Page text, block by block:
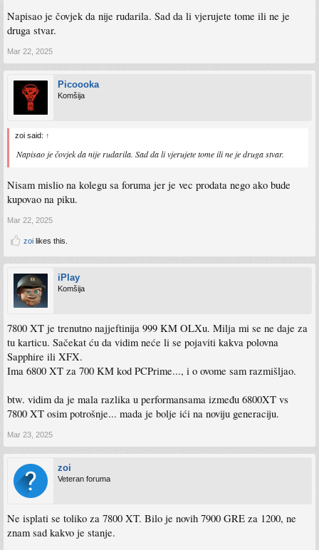
Napisao je čovjek da nije rudarila. Sad da li vjerujete tome ili ne je
druga stvar.
Mar 22, 2025
Picoooka
Komšija
zoi said: ↑
Napisao je čovjek da nije rudarila. Sad da li vjerujete tome ili ne je druga stvar.
Nisam mislio na kolegu sa foruma jer je vec prodata nego ako bude
kupovao na piku.
Mar 22, 2025
zoi likes this.
iPlay
Komšija
7800 XT je trenutno najjeftinija 999 KM OLXu. Milja mi se ne daje za
tu karticu. Sačekat ću da vidim neće li se pojaviti kakva polovna
Sapphire ili XFX.
Ima 6800 XT za 700 KM kod PCPrime..., i o ovome sam razmišljao.
btw. vidim da je mala razlika u performansama između 6800XT vs
7800 XT osim potrošnje... mada je bolje ići na noviju generaciju.
Mar 23, 2025
zoi
Veteran foruma
Ne isplati se toliko za 7800 XT. Bilo je novih 7900 GRE za 1200, ne
znam sad kakvo je stanje.